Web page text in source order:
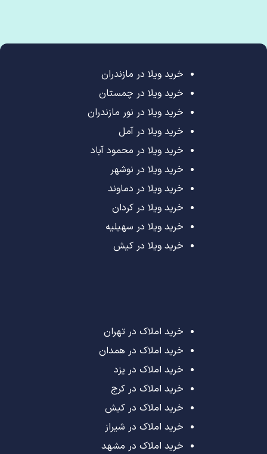
خرید ویلا در مازندران
خرید ویلا در چمستان
خرید ویلا در نور مازندران
خرید ویلا در آمل
خرید ویلا در محمود آباد
خرید ویلا در نوشهر
خرید ویلا در دماوند
خرید ویلا در کردان
خرید ویلا در سهیلیه
خرید ویلا در کیش
خرید املاک در تهران
خرید املاک در همدان
خرید املاک در یزد
خرید املاک در کرج
خرید املاک در کیش
خرید املاک در شیراز
خرید املاک در مشهد